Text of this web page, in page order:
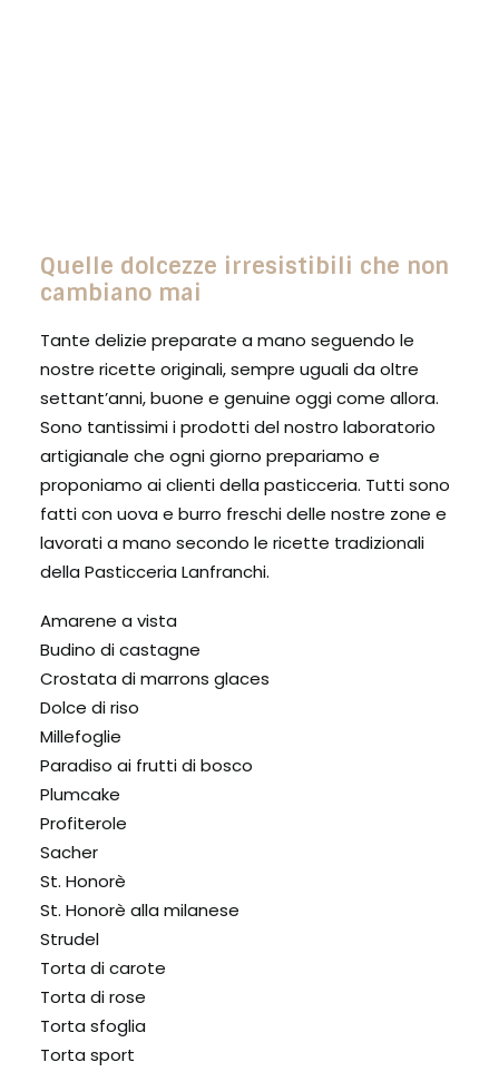
Quelle dolcezze irresistibili che non
cambiano mai
Tante delizie preparate a mano seguendo le
nostre ricette originali, sempre uguali da oltre
settant’anni, buone e genuine oggi come allora.
Sono tantissimi i prodotti del nostro laboratorio
artigianale che ogni giorno prepariamo e
proponiamo ai clienti della pasticceria. Tutti sono
fatti con uova e burro freschi delle nostre zone e
lavorati a mano secondo le ricette tradizionali
della Pasticceria Lanfranchi.
Amarene a vista
Budino di castagne
Crostata di marrons glaces
Dolce di riso
Millefoglie
Paradiso ai frutti di bosco
Plumcake
Profiterole
Sacher
St. Honorè
St. Honorè alla milanese
Strudel
Torta di carote
Torta di rose
Torta sfoglia
Torta sport